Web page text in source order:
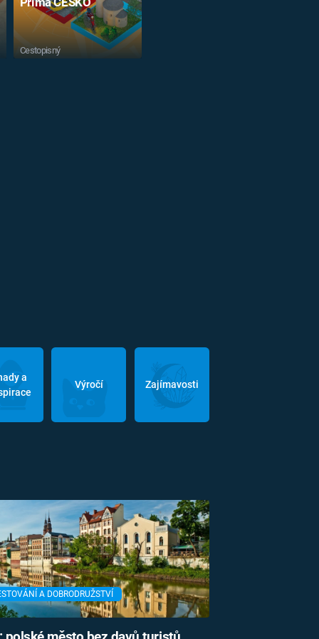
Cestopisný
a
Výročí Zajímavosti
A DOBRODRUŽSTVÍ